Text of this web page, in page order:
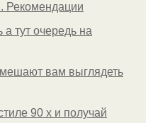
Рекомендации
тут очередь на
вам выглядеть
90 х и получай